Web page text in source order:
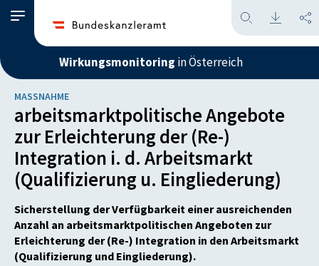
Wirkungsmonitoring in Österreich
MASSNAHME
arbeitsmarktpolitische Angebote
zur Erleichterung der (Re-)
Integration i. d. Arbeitsmarkt
(Qualifizierung u. Eingliederung)
Sicherstellung der Verfügbarkeit einer ausreichenden
Anzahl an arbeitsmarktpolitischen Angeboten zur
Erleichterung der (Re-) Integration in den Arbeitsmarkt
(Qualifizierung und Eingliederung).